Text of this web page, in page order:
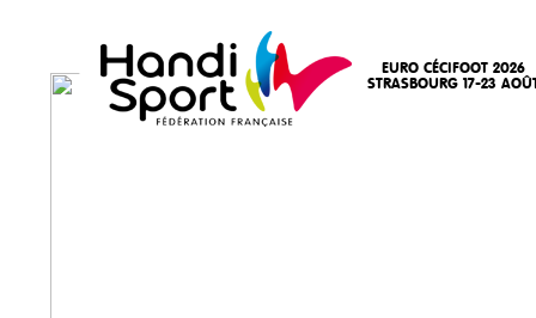
EURO CÉCIFOOT 2026
STRASBOURG 17-23